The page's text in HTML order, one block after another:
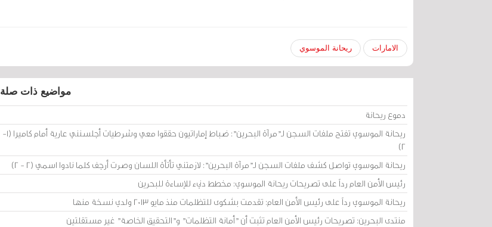
الامارات ريحانة الموسوي
مواضيع ذات صلة
دموع ريحانة
ريحانة الموسوي تفتح ملفات السجن لـ"مرآة البحرين": ضباط إماراتيون حققوا معي وشرطيات أجلسنني عارية أمام كاميرا (1-
2)
ريحانة الموسوي تواصل كشف ملفات السجن لـ"مرآة البحرين": لازمتني تأتأة اللسان وصرت أرجف كلما نادوا اسمي (2 - 2)
رئيس الأمن العام رداً على تصريحات ريحانة الموسوي: مخطط دنيء للإساءة للبحرين
ريحانة الموسوي رداً على رئيس الأمن العام: تقدمت بشكوى للتظلمات منذ مايو 2013 ولدي نسخة منها
منتدى البحرين: تصريحات رئيس الأمن العام تثبت أن "أمانة التظلمات" و"التحقيق الخاصة" غير مستقلتين